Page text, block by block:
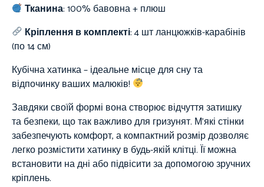
Тканина:100% бавовна + плюш
Кріплення в комплекті: 4 шт ланцюжків-карабінів
(по 14 см)
Кубічна хатинка – ідеальне місце для сну та
відпочинку ваших малюків!
Завдяки своїй формі вона створює відчуття затишку
та безпеки, що так важливо для гризунят. М’які стінки
забезпечують комфорт, а компактний розмір дозволяє
легко розмістити хатинку в будь-якій клітці. Її можна
встановити на дні або підвісити за допомогою зручних
кріплень.